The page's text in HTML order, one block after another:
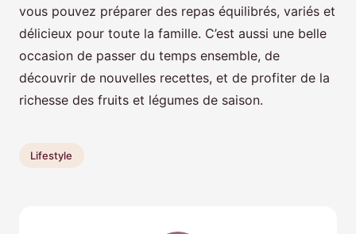
vous pouvez préparer des repas équilibrés, variés et
délicieux pour toute la famille. C’est aussi une belle
occasion de passer du temps ensemble, de
découvrir de nouvelles recettes, et de profiter de la
richesse des fruits et légumes de saison.
Lifestyle